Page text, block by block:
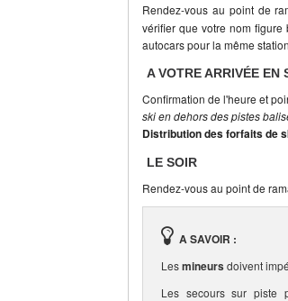
Rendez-vous au point de
vérifier que votre nom
autocars pour la même
A VOTRE ARRIVÉE EN
Confirmation de l'heure et
ski en dehors des pistes
Distribution des forfaits de
LE SOIR
Rendez-vous au point de
A SAVOIR :
Lesmineursdoivent
Les secours sur piste